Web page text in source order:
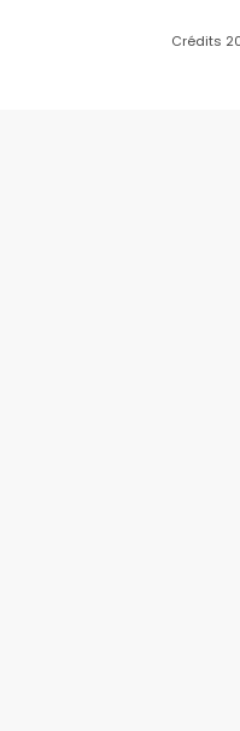
Crédits